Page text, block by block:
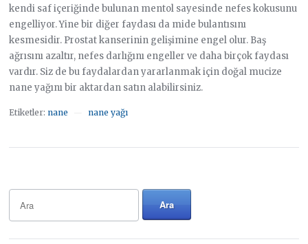
kendi saf içeriğinde bulunan mentol sayesinde nefes kokusunu
engelliyor. Yine bir diğer faydası da mide bulantısını
kesmesidir. Prostat kanserinin gelişimine engel olur. Baş
ağrısını azaltır, nefes darlığını engeller ve daha birçok faydası
vardır. Siz de bu faydalardan yararlanmak için doğal mucize
nane yağını bir aktardan satın alabilirsiniz.
Etiketler: nane nane yağı